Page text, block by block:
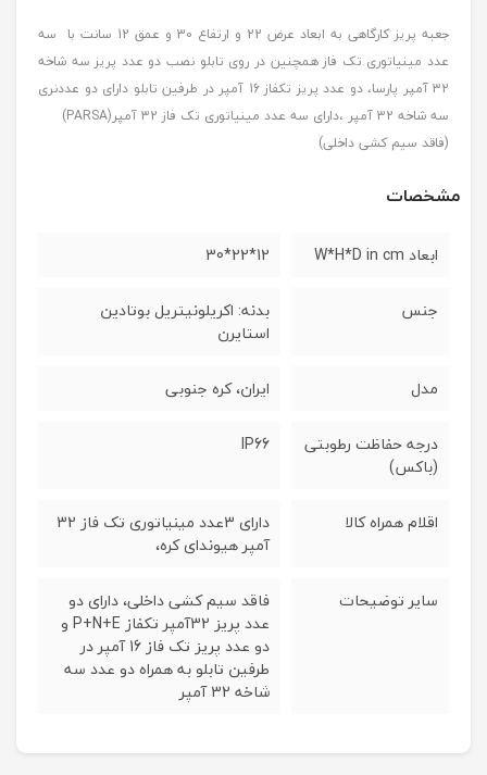
جعبه پریز کارگاهی به ابعاد عرض 22 و ارتفاع 30 و عمق 12 سانت با سه
عدد مینیاتوری تک فاز همچنین در روی تابلو نصب دو عدد پریز سه شاخه
32 آمپر پارسا، دو عدد پریز تکفاز 16 آمپر در طرفین تابلو دارای دو عددنری
سه شاخه 32 آمپر ،دارای سه عدد مینیاتوری تک فاز 32 آمپر(PARSA)
(فاقد سیم کشی داخلی)
مشخصات
ابعاد W*H*D in cm 12*22*30
جنس
بدنه: اکریلونیتریل بوتادین
استایرن
مدل ایران، کره جنوبی
درجه حفاظت رطوبتی
(باکس)
IP66
اقلام همراه کالا
دارای 3عدد مینیاتوری تک فاز 32
آمپر هیوندای کره،
سایر توضیحات
فاقد سیم کشی داخلی، دارای دو
عدد پریز 32آمپر تکفاز P+N+E و
دو عدد پریز تک فاز 16 آمپر در
طرفین تابلو به همراه دو عدد سه
شاخه 32 آمپر